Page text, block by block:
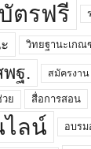
ตรฟรี
วิทยฐานะเกณ
พฐ. สมัครงาน
ย สื่อการสอน
ไลน์ อบร